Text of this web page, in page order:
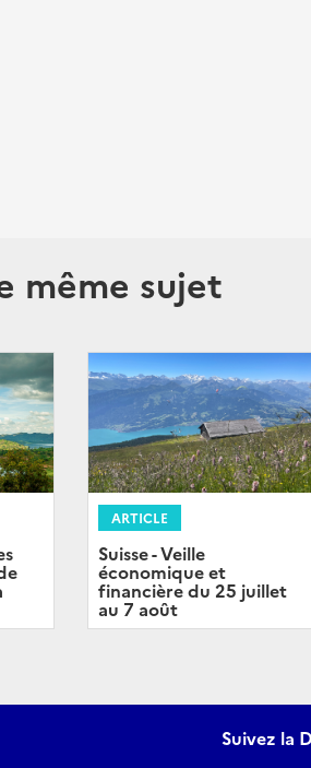
même sujet
ARTICLE
Suisse - Veille
économique et
financière du 25 juillet
au 7 août
Suivez la